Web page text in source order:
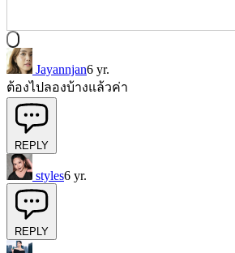
Jayannjan6 yr.
ต้องไปลองบ้างแล้วค่า
REPLY
styles6 yr.
REPLY